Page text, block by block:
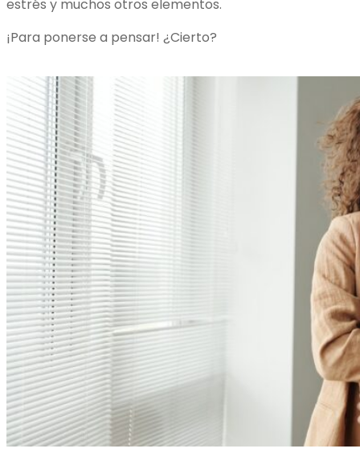
estrés y muchos otros elementos.
¡Para ponerse a pensar! ¿Cierto?